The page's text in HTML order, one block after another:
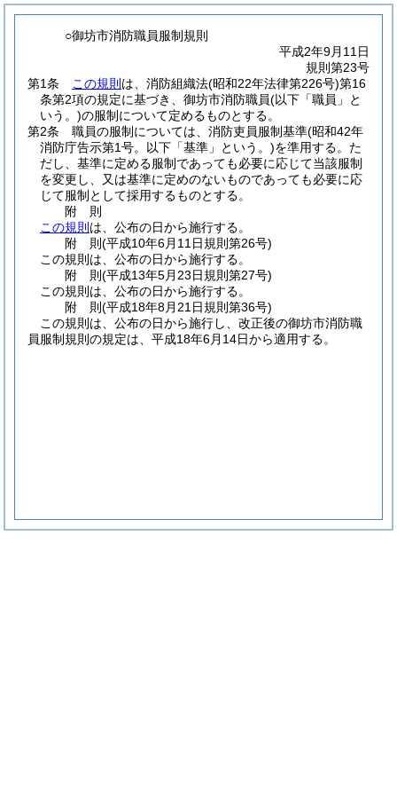
○御坊市消防職員服制規則
平成2年9月11日
規則第23号
第1条
この規則 は、消防組織法(昭和22年法律第226号)第16
条第2項の規定に基づき、御坊市消防職員(以下「職員」と
いう。)の服制について定めるものとする。
第2条
職員の服制については、消防吏員服制基準(昭和42年
消防庁告示第1号。以下「基準」という。)を準用する。 た
だし、基準に定める服制であっても必要に応じて当該服制
を変更し、又は基準に定めのないものであっても必要に応
じて服制として採用するものとする。
附 則
この規則 は、公布の日から施行する。
附 則(平成10年6月11日規則第26号)
この規則は、公布の日から施行する。
附 則(平成13年5月23日規則第27号)
この規則は、公布の日から施行する。
附 則(平成18年8月21日規則第36号)
この規則は、公布の日から施行し、改正後の御坊市消防職
員服制規則の規定は、平成18年6月14日から適用する。